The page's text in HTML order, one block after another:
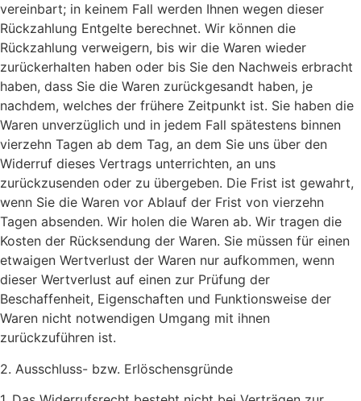
vereinbart; in keinem Fall werden Ihnen wegen dieser
Rückzahlung Entgelte berechnet. Wir können die
Rückzahlung verweigern, bis wir die Waren wieder
zurückerhalten haben oder bis Sie den Nachweis erbracht
haben, dass Sie die Waren zurückgesandt haben, je
nachdem, welches der frühere Zeitpunkt ist. Sie haben die
Waren unverzüglich und in jedem Fall spätestens binnen
vierzehn Tagen ab dem Tag, an dem Sie uns über den
Widerruf dieses Vertrags unterrichten, an uns
zurückzusenden oder zu übergeben. Die Frist ist gewahrt,
wenn Sie die Waren vor Ablauf der Frist von vierzehn
Tagen absenden. Wir holen die Waren ab. Wir tragen die
Kosten der Rücksendung der Waren. Sie müssen für einen
etwaigen Wertverlust der Waren nur aufkommen, wenn
dieser Wertverlust auf einen zur Prüfung der
Beschaffenheit, Eigenschaften und Funktionsweise der
Waren nicht notwendigen Umgang mit ihnen
zurückzuführen ist.
2. Ausschluss- bzw. Erlöschensgründe